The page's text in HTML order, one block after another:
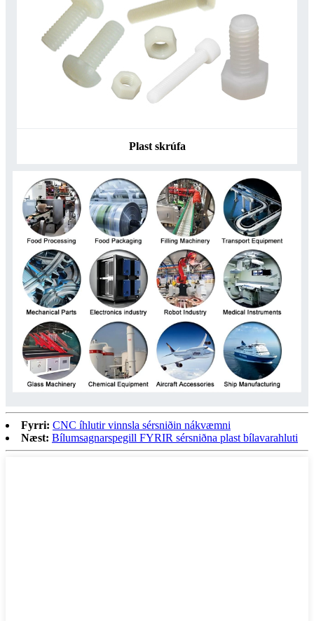
Plast skrúfa
Fyrri: CNC íhlutir vinnsla sérsniðin nákvæmni
Næst: Bílumsagnarspegill FYRIR sérsniðna plast bílavarahluti